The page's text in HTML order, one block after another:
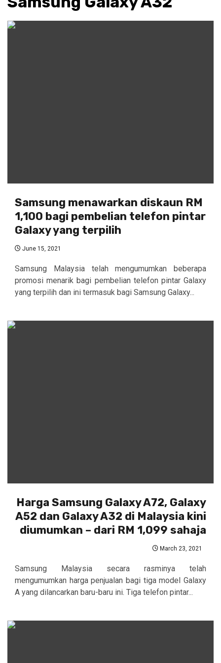
Samsung menawarkan diskaun RM
1,100 bagi pembelian telefon pintar
Galaxy yang terpilih
June 15, 2021
Samsung Malaysia telah mengumumkan beberapa
promosi menarik bagi pembelian telefon pintar Galaxy
yang terpilih dan ini termasuk bagi Samsung Galaxy...
Harga Samsung Galaxy A72, Galaxy
A52 dan Galaxy A32 di Malaysia kini
diumumkan – dari RM 1,099 sahaja
March 23, 2021
Samsung Malaysia secara rasminya telah
mengumumkan harga penjualan bagi tiga model Galaxy
A yang dilancarkan baru-baru ini. Tiga telefon pintar...